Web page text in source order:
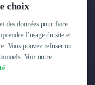
choix
des données pour faire
l’usage du site et
Vous pouvez refuser ou
Voir notre
.